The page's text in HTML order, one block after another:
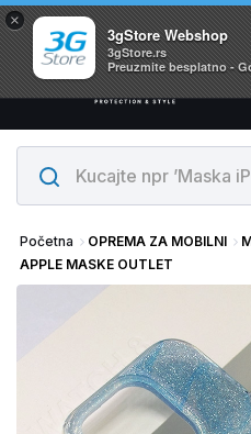
×
3gStore Webshop
3gStore.rs
Preuzmite besplatno -
Svi proizvodi su na
Početna OPREMA ZA MOBILNI
APPLE MASKE OUTLET